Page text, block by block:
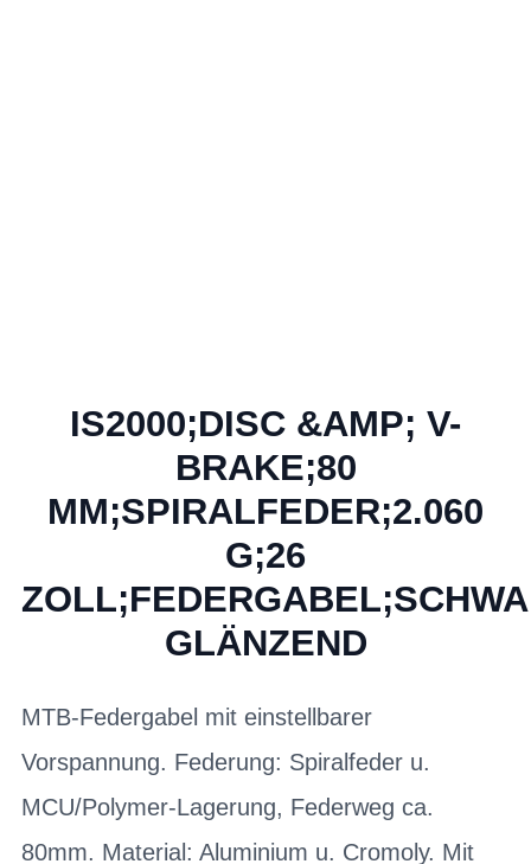
IS2000;DISC &AMP; V-
BRAKE;80
MM;SPIRALFEDER;2.060
G;26
GLÄNZEND
MTB-Federgabel mit einstellbarer
Vorspannung. Federung: Spiralfeder u.
MCU/Polymer-Lagerung, Federweg ca.
80mm. Material: Aluminium u. Cromoly. Mit